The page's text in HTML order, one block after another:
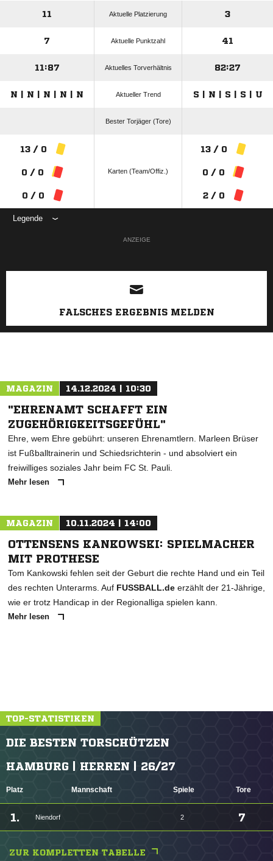
11 Aktuelle Platzierung 3
7 Aktuelle Punktzahl 41
11:87 Aktuelles Torverhältnis 82:27
N | N | N | N | N Aktueller Trend S | N | S | S | U
Bester Torjäger (Tore)
13 / 0
0 / 0
0 / 0
Karten (Team/Offiz.)
13 / 0
0 / 0
2 / 0
Legende
ANZEIGE
FALSCHES ERGEBNIS MELDEN
MAGAZIN 14.12.2024 | 10:30
"EHRENAMT SCHAFFT EIN
ZUGEHÖRIGKEITSGEFÜHL"
Ehre, wem Ehre gebührt: unseren Ehrenamtlern. Marleen Brüser
ist Fußballtrainerin und Schiedsrichterin - und absolviert ein
freiwilliges soziales Jahr beim FC St. Pauli.
Mehr lesen
MAGAZIN 10.11.2024 | 14:00
OTTENSENS KANKOWSKI: SPIELMACHER
MIT PROTHESE
Tom Kankowski fehlen seit der Geburt die rechte Hand und ein Teil
des rechten Unterarms. Auf FUSSBALL.de erzählt der 21-Jährige,
wie er trotz Handicap in der Regionalliga spielen kann.
Mehr lesen
TOP-STATISTIKEN
DIE BESTEN TORSCHÜTZEN
HAMBURG | HERREN | 26/27
Platz Mannschaft Spiele Tore
1. Niendorf 2 7
ZUR KOMPLETTEN TABELLE